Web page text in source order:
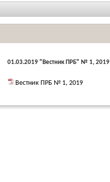
01.03.2019 "Вестник ПРБ" № 1, 2019
Вестник ПРБ № 1, 2019